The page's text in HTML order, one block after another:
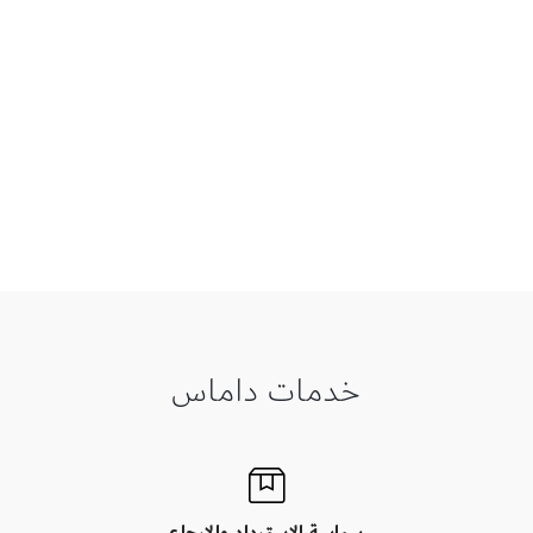
خدمات داماس